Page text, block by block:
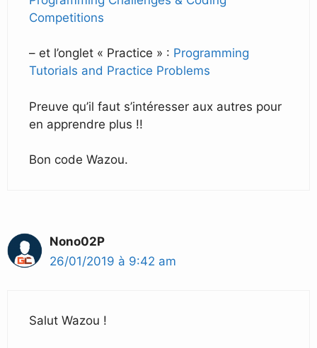
Competitions
– et l’onglet « Practice » : Programming
Tutorials and Practice Problems
Preuve qu’il faut s’intéresser aux autres pour
en apprendre plus !!
Bon code Wazou.
Nono02P
26/01/2019 à 9:42 am
Salut Wazou !